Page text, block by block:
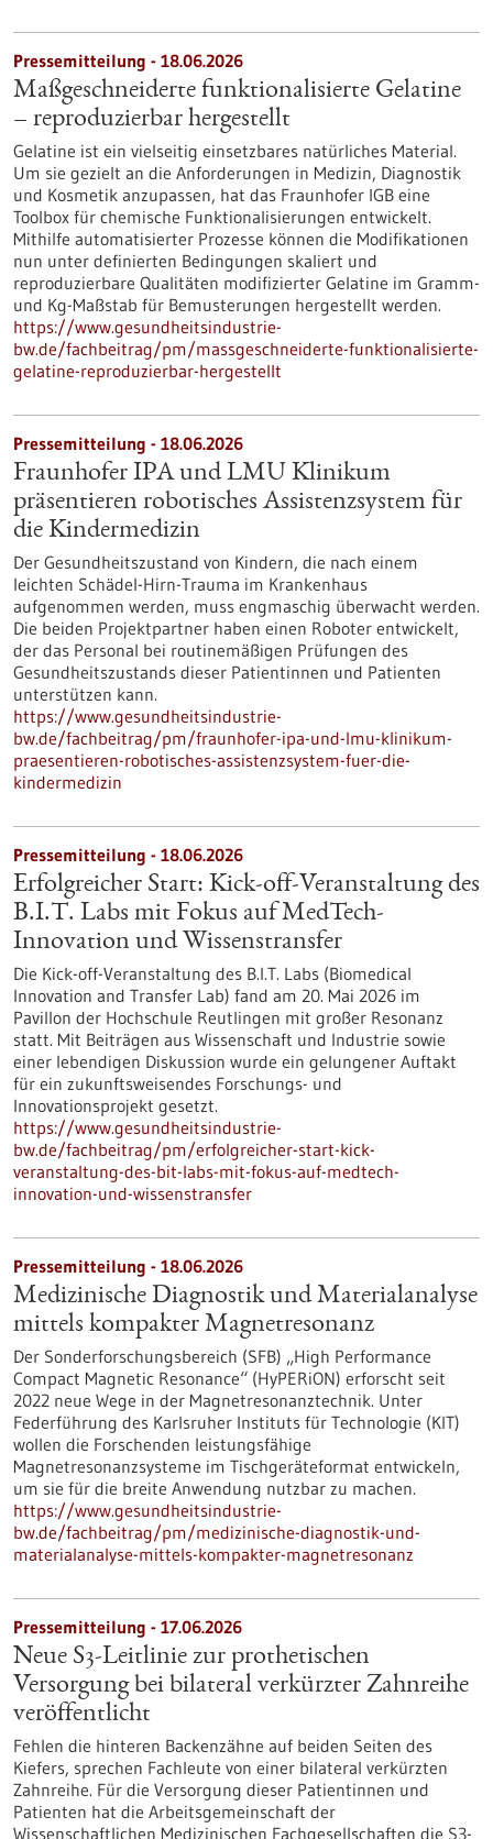
Pressemitteilung - 18.06.2026
Maßgeschneiderte funktionalisierte Gelatine
– reproduzierbar hergestellt
Gelatine ist ein vielseitig einsetzbares natürliches Material.
Um sie gezielt an die Anforderungen in Medizin, Diagnostik
und Kosmetik anzupassen, hat das Fraunhofer IGB eine
Toolbox für chemische Funktionalisierungen entwickelt.
Mithilfe automatisierter Prozesse können die Modifikationen
nun unter definierten Bedingungen skaliert und
reproduzierbare Qualitäten modifizierter Gelatine im Gramm-
und Kg-Maßstab für Bemusterungen hergestellt werden.
https://www.gesundheitsindustrie-
bw.de/fachbeitrag/pm/massgeschneiderte-funktionalisierte-
gelatine-reproduzierbar-hergestellt
Pressemitteilung - 18.06.2026
Fraunhofer IPA und LMU Klinikum
präsentieren robotisches Assistenzsystem für
die Kindermedizin
Der Gesundheitszustand von Kindern, die nach einem
leichten Schädel-Hirn-Trauma im Krankenhaus
aufgenommen werden, muss engmaschig überwacht werden.
Die beiden Projektpartner haben einen Roboter entwickelt,
der das Personal bei routinemäßigen Prüfungen des
Gesundheitszustands dieser Patientinnen und Patienten
unterstützen kann.
https://www.gesundheitsindustrie-
bw.de/fachbeitrag/pm/fraunhofer-ipa-und-lmu-klinikum-
praesentieren-robotisches-assistenzsystem-fuer-die-
kindermedizin
Pressemitteilung - 18.06.2026
Erfolgreicher Start: Kick-off-Veranstaltung des
B.I.T. Labs mit Fokus auf MedTech-
Innovation und Wissenstransfer
Die Kick-off-Veranstaltung des B.I.T. Labs (Biomedical
Innovation and Transfer Lab) fand am 20. Mai 2026 im
Pavillon der Hochschule Reutlingen mit großer Resonanz
statt. Mit Beiträgen aus Wissenschaft und Industrie sowie
einer lebendigen Diskussion wurde ein gelungener Auftakt
für ein zukunftsweisendes Forschungs- und
Innovationsprojekt gesetzt.
https://www.gesundheitsindustrie-
bw.de/fachbeitrag/pm/erfolgreicher-start-kick-
veranstaltung-des-bit-labs-mit-fokus-auf-medtech-
innovation-und-wissenstransfer
Pressemitteilung - 18.06.2026
Medizinische Diagnostik und Materialanalyse
mittels kompakter Magnetresonanz
Der Sonderforschungsbereich (SFB) „High Performance
Compact Magnetic Resonance“ (HyPERiON) erforscht seit
2022 neue Wege in der Magnetresonanztechnik. Unter
Federführung des Karlsruher Instituts für Technologie (KIT)
wollen die Forschenden leistungsfähige
Magnetresonanzsysteme im Tischgeräteformat entwickeln,
um sie für die breite Anwendung nutzbar zu machen.
https://www.gesundheitsindustrie-
bw.de/fachbeitrag/pm/medizinische-diagnostik-und-
materialanalyse-mittels-kompakter-magnetresonanz
Pressemitteilung - 17.06.2026
Neue S3-​Leitlinie zur prothetischen
Versorgung bei bilateral verkürzter Zahnreihe
veröffentlicht
Fehlen die hinteren Backenzähne auf beiden Seiten des
Kiefers, sprechen Fachleute von einer bilateral verkürzten
Zahnreihe. Für die Versorgung dieser Patientinnen und
Patienten hat die Arbeitsgemeinschaft der
Wissenschaftlichen Medizinischen Fachgesellschaften die S3-​